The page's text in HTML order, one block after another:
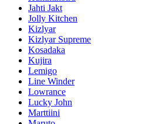
Jahti Jakt
Jolly Kitchen
Kizlyar
Kizlyar Supreme
Kosadaka
Kujira
Lemigo
Line Winder
Lowrance
Lucky John
Marttiini